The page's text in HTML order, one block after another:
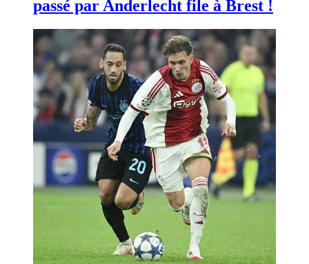
passé par Anderlecht file à Brest !